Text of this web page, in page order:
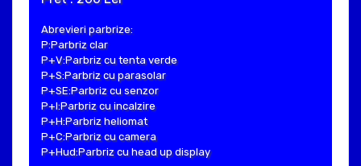
Abrevieri parbrize:
P:Parbriz clar
P+V:Parbriz cu tenta verde
P+S:Parbriz cu parasolar
P+SE:Parbriz cu senzor
P+I:Parbriz cu incalzire
P+H:Parbriz heliomat
P+C:Parbriz cu camera
P+Hud:Parbriz cu head up display